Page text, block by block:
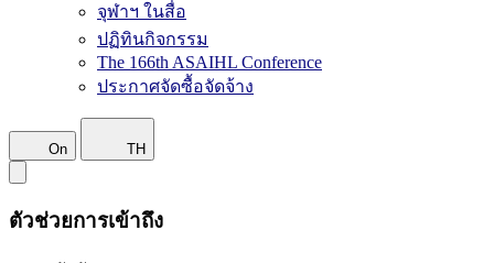
จุฬาฯ ในสื่อ
ปฏิทินกิจกรรม
The 166th ASAIHL Conference
ประกาศจัดซื้อจัดจ้าง
On TH
ตัวช่วยการเข้าถึง